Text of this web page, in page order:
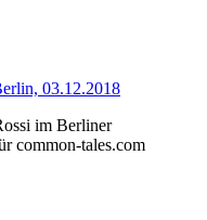
03.12.2018
im Berliner
common-tales.com